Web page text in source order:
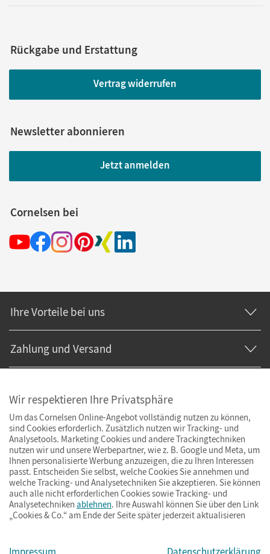
Rückgabe und Erstattung
Vertrag widerrufen
Newsletter abonnieren
Jetzt anmelden
Cornelsen bei
Ihre Vorteile bei uns
Zahlung und Versand
ImpressumAGBDatenschutzBarrierefreiheitCookies & Co.
Wir respektieren Ihre Privatsphäre
Um das Cornelsen Online-Angebot vollständig nutzen zu können,
sind Cookies erforderlich. Zusätzlich nutzen wir Tracking- und
Analysetools. Marketing Cookies und andere Trackingtechniken
nutzen wir und unsere Werbepartner, wie z. B. Google und Meta, um
Ihnen personalisierte Werbung anzuzeigen, die zu Ihren Interessen
passt. Entscheiden Sie selbst, welche Cookies Sie annehmen und
welche Tracking- und Analysetechniken Sie akzeptieren. Sie können
auch alle nicht erforderlichen Cookies sowie Tracking- und
Analysetechniken ablehnen. Ihre Auswahl können Sie über den Link
„Cookies & Co.“ am Ende der Seite später jederzeit aktualisieren